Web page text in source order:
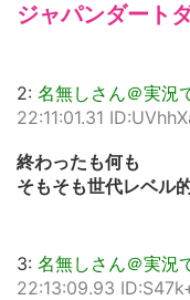
ジャパンダート
2: 名無しさん＠実況
22:11:01.31
終わったも何も
そもそも世代レベル
3: 名無しさん＠実況
22:13:09.93